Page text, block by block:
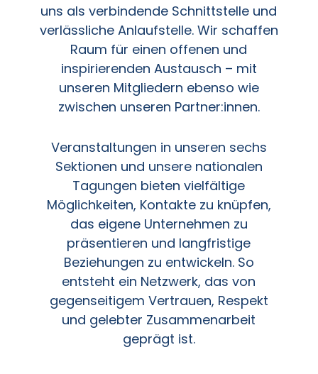
uns als verbindende Schnittstelle und
verlässliche Anlaufstelle. Wir schaffen
Raum für einen offenen und
inspirierenden Austausch – mit
unseren Mitgliedern ebenso wie
zwischen unseren Partner:innen.
Veranstaltungen in unseren sechs
Sektionen und unsere nationalen
Tagungen bieten vielfältige
Möglichkeiten, Kontakte zu knüpfen,
das eigene Unternehmen zu
präsentieren und langfristige
Beziehungen zu entwickeln. So
entsteht ein Netzwerk, das von
gegenseitigem Vertrauen, Respekt
und gelebter Zusammenarbeit
geprägt ist.